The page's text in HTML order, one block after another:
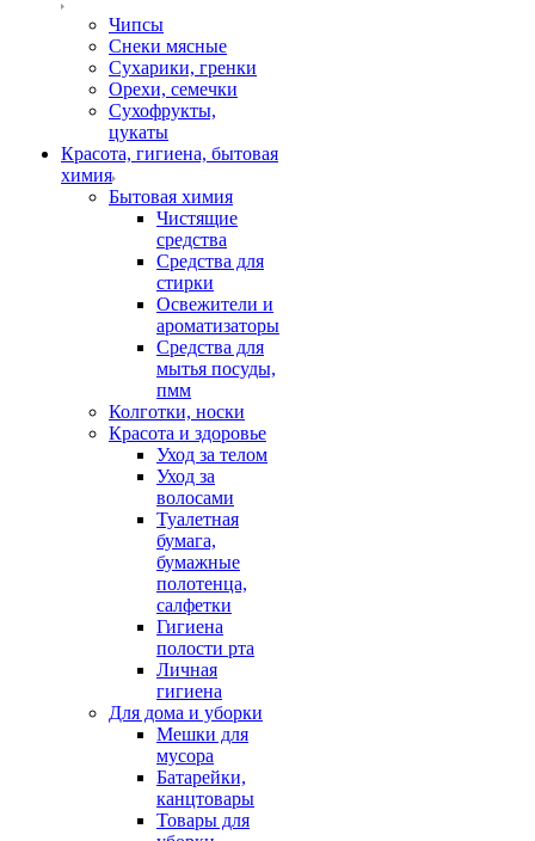
Чипсы
Снеки мясные
Сухарики, гренки
Орехи, семечки
Сухофрукты,
цукаты
Красота, гигиена, бытовая
химия
Бытовая химия
Чистящие
средства
Средства для
стирки
Освежители и
ароматизаторы
Средства для
мытья посуды,
пмм
Колготки, носки
Красота и здоровье
Уход за телом
Уход за
волосами
Туалетная
бумага,
бумажные
полотенца,
салфетки
Гигиена
полости рта
Личная
гигиена
Для дома и уборки
Мешки для
мусора
Батарейки,
канцтовары
Товары для